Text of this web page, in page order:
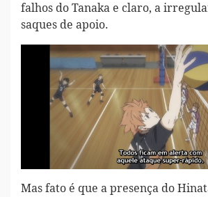
falhos do Tanaka e claro, a
saques de apoio.
Mas fato é que a presença do